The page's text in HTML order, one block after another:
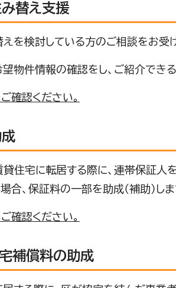
替え支援
を検討している方のご相談をお受け
物件情報の確認をし、ご紹介でき
確認ください。
住宅に転居する際に、連帯保証人
合、保証料の一部を助成（補助）しま
確認ください。
補償料の助成